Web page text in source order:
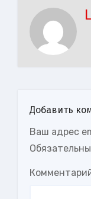
Добавить
Ваш адрес